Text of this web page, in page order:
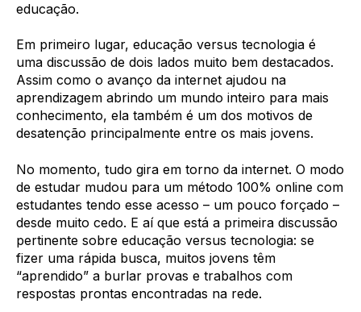
educação.
Em primeiro lugar, educação versus tecnologia é
uma discussão de dois lados muito bem destacados.
Assim como o avanço da internet ajudou na
aprendizagem abrindo um mundo inteiro para mais
conhecimento, ela também é um dos motivos de
desatenção principalmente entre os mais jovens.
No momento, tudo gira em torno da internet. O modo
de estudar mudou para um método 100% online com
estudantes tendo esse acesso – um pouco forçado –
desde muito cedo. E aí que está a primeira discussão
pertinente sobre educação versus tecnologia: se
fizer uma rápida busca, muitos jovens têm
“aprendido” a burlar provas e trabalhos com
respostas prontas encontradas na rede.